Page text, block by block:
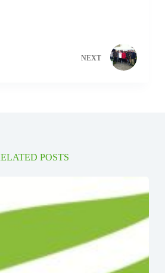
NEXT
POSTS